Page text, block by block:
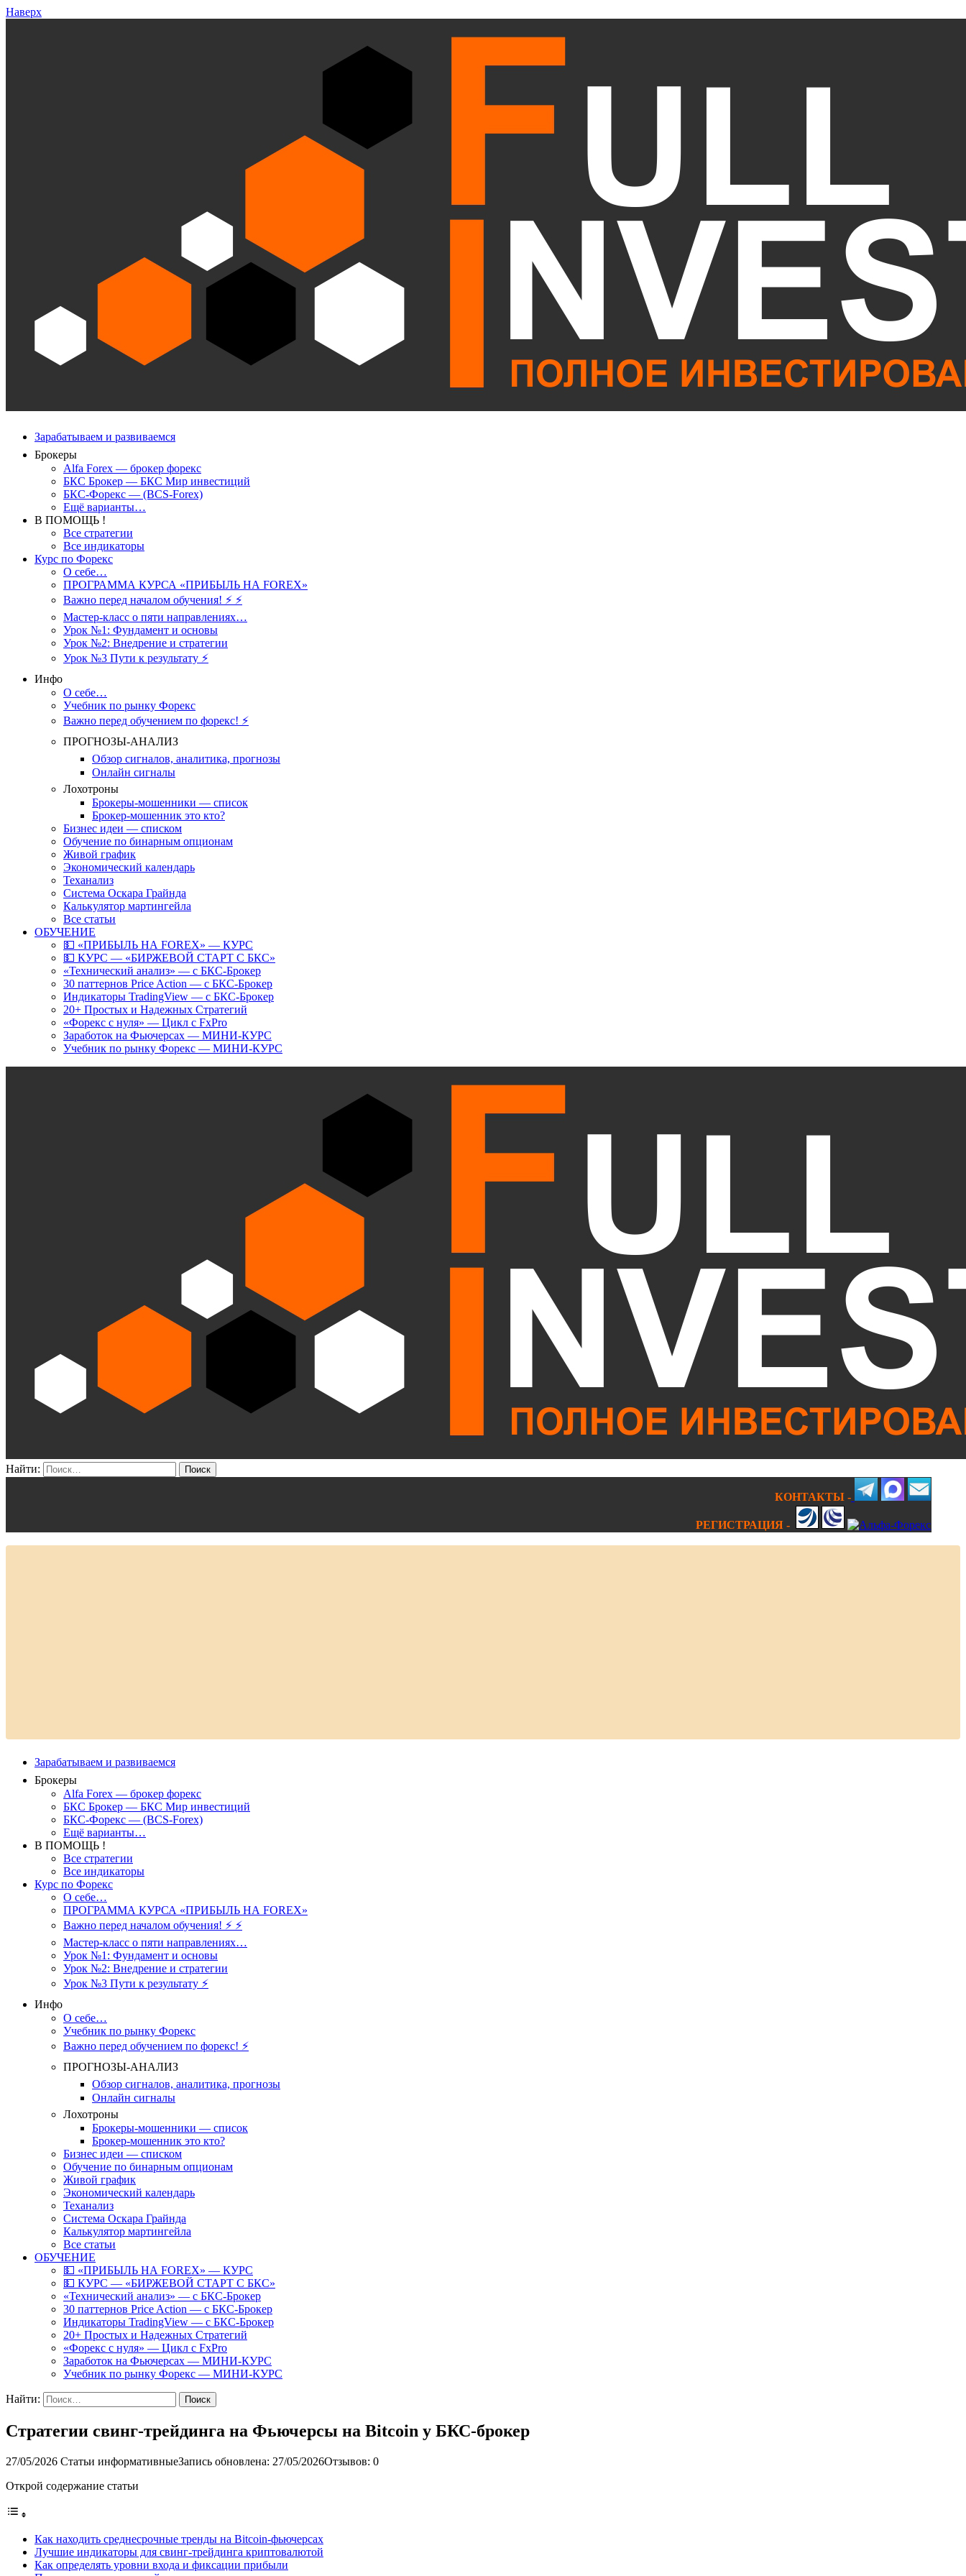
Наверх
Зарабатываем и развиваемся
Брокеры
Alfa Forex — брокер форекс
БКС Брокер — БКС Мир инвестиций
БКС-Форекс — (BCS-Forex)
Ещё варианты…
В ПОМОЩЬ !
Все стратегии
Все индикаторы
Курс по Форекс
О себе…
ПРОГРАММА КУРСА «ПРИБЫЛЬ НА FOREX»
Важно перед началом обучения! ⚡ ⚡
Мастер-класс о пяти направлениях…
Урок №1: Фундамент и основы
Урок №2: Внедрение и стратегии
Урок №3 Пути к результату ⚡️
Инфо
О себе…
Учебник по рынку Форекс
Важно перед обучением по форекс! ⚡
ПРОГНОЗЫ-АНАЛИЗ
Обзор сигналов, аналитика, прогнозы
Онлайн сигналы
Лохотроны
Брокеры-мошенники — список
Брокер-мошенник это кто?
Бизнес идеи — списком
Обучение по бинарным опционам
Живой график
Экономический календарь
Теханализ
Система Оскара Грайнда
Калькулятор мартингейла
Все статьи
ОБУЧЕНИЕ
💵 «ПРИБЫЛЬ НА FOREX» — КУРС
💵 КУРС — «БИРЖЕВОЙ СТАРТ С БКС»
«Технический анализ» — с БКС-Брокер
30 паттернов Price Action — с БКС-Брокер
Индикаторы TradingView — с БКС-Брокер
20+ Простых и Надежных Стратегий
«Форекс с нуля» — Цикл с FxPro
Заработок на Фьючерсах — МИНИ-КУРС
Учебник по рынку Форекс — МИНИ-КУРС
Найти:
КОНТАКТЫ -
РЕГИСТРАЦИЯ -
Зарабатываем и развиваемся
Брокеры
Alfa Forex — брокер форекс
БКС Брокер — БКС Мир инвестиций
БКС-Форекс — (BCS-Forex)
Ещё варианты…
В ПОМОЩЬ !
Все стратегии
Все индикаторы
Курс по Форекс
О себе…
ПРОГРАММА КУРСА «ПРИБЫЛЬ НА FOREX»
Важно перед началом обучения! ⚡ ⚡
Мастер-класс о пяти направлениях…
Урок №1: Фундамент и основы
Урок №2: Внедрение и стратегии
Урок №3 Пути к результату ⚡️
Инфо
О себе…
Учебник по рынку Форекс
Важно перед обучением по форекс! ⚡
ПРОГНОЗЫ-АНАЛИЗ
Обзор сигналов, аналитика, прогнозы
Онлайн сигналы
Лохотроны
Брокеры-мошенники — список
Брокер-мошенник это кто?
Бизнес идеи — списком
Обучение по бинарным опционам
Живой график
Экономический календарь
Теханализ
Система Оскара Грайнда
Калькулятор мартингейла
Все статьи
ОБУЧЕНИЕ
💵 «ПРИБЫЛЬ НА FOREX» — КУРС
💵 КУРС — «БИРЖЕВОЙ СТАРТ С БКС»
«Технический анализ» — с БКС-Брокер
30 паттернов Price Action — с БКС-Брокер
Индикаторы TradingView — с БКС-Брокер
20+ Простых и Надежных Стратегий
«Форекс с нуля» — Цикл с FxPro
Заработок на Фьючерсах — МИНИ-КУРС
Учебник по рынку Форекс — МИНИ-КУРС
Найти:
Стратегии свинг-трейдинга на Фьючерсы на Bitcoin у БКС-брокер
27/05/2026 Статьи информативныеЗапись обновлена: 27/05/2026Отзывов: 0
Открой содержание статьи
Как находить среднесрочные тренды на Bitcoin-фьючерсах
Лучшие индикаторы для свинг-трейдинга криптовалютой
Как определять уровни входа и фиксации прибыли